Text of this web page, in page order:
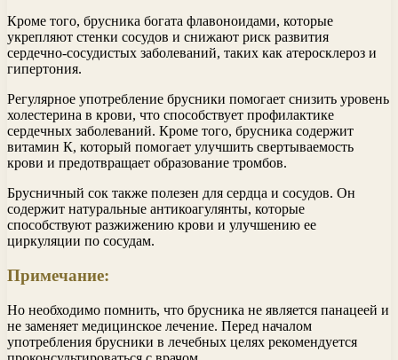
Кроме того, брусника богата флавоноидами, которые
укрепляют стенки сосудов и снижают риск развития
сердечно-сосудистых заболеваний, таких как атеросклероз и
гипертония.
Регулярное употребление брусники помогает снизить уровень
холестерина в крови, что способствует профилактике
сердечных заболеваний. Кроме того, брусника содержит
витамин К, который помогает улучшить свертываемость
крови и предотвращает образование тромбов.
Брусничный сок также полезен для сердца и сосудов. Он
содержит натуральные антикоагулянты, которые
способствуют разжижению крови и улучшению ее
циркуляции по сосудам.
Примечание:
Но необходимо помнить, что брусника не является панацеей и
не заменяет медицинское лечение. Перед началом
употребления брусники в лечебных целях рекомендуется